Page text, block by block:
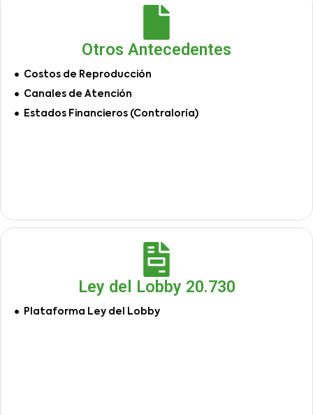
Otros Antecedentes
Costos de Reproducción
Canales de Atención
Estados Financieros (Contraloría)
Ley del Lobby 20.730
Plataforma Ley del Lobby